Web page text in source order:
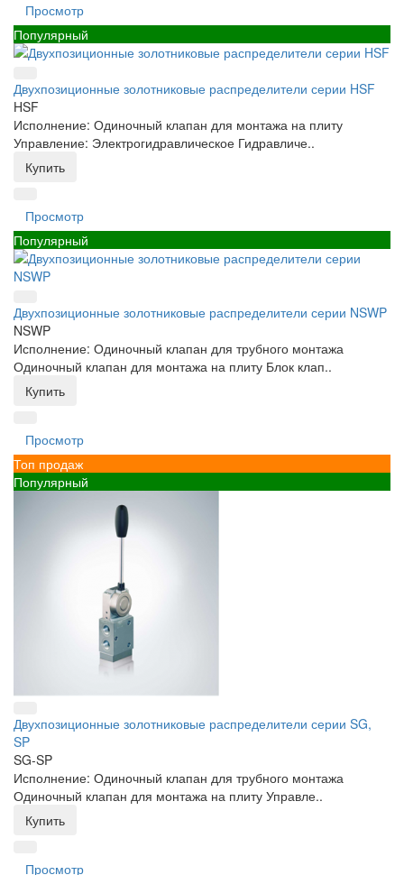
Просмотр
Популярный
Двухпозиционные золотниковые распределители серии HSF
HSF
Исполнение: Одиночный клапан для монтажа на плиту
Управление: Электрогидравлическое Гидравличе..
Купить
Просмотр
Популярный
Двухпозиционные золотниковые распределители серии NSWP
NSWP
Исполнение: Одиночный клапан для трубного монтажа
Одиночный клапан для монтажа на плиту Блок клап..
Купить
Просмотр
Топ продаж
Популярный
Двухпозиционные золотниковые распределители серии SG,
SP
SG-SP
Исполнение: Одиночный клапан для трубного монтажа
Одиночный клапан для монтажа на плиту Управле..
Купить
Просмотр